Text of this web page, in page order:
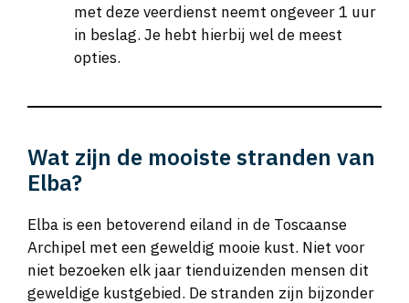
met deze veerdienst neemt ongeveer 1 uur
in beslag. Je hebt hierbij wel de meest
opties.
Wat zijn de mooiste stranden van
Elba?
Elba is een betoverend eiland in de Toscaanse
Archipel met een geweldig mooie kust. Niet voor
niet bezoeken elk jaar tienduizenden mensen dit
geweldige kustgebied. De stranden zijn bijzonder